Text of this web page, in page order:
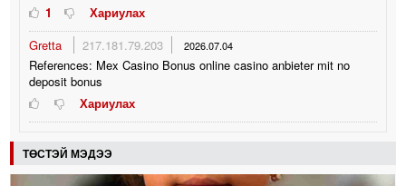
1
Хариулах
Gretta
217.181.79.203 2026.07.04
References: Mex Casino Bonus online casino anbieter mit no
deposit bonus
Хариулах
ТӨСТЭЙ МЭДЭЭ